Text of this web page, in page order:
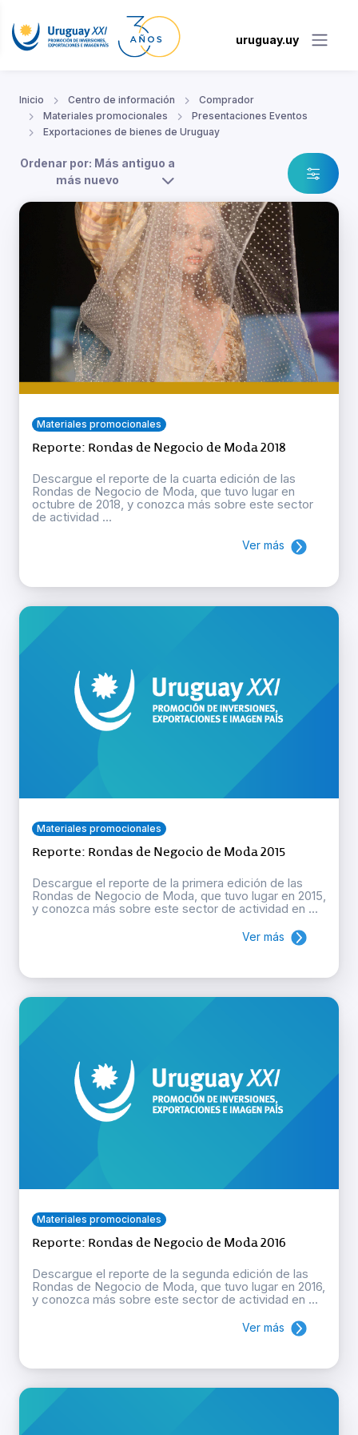
uruguay.uy
Inicio Centro de información
Comprador
Materiales promocionales
Presentaciones Eventos
Exportaciones de bienes de Uruguay
Ordenar por: Más antiguo a
más nuevo
Materiales promocionales
Reporte: Rondas de Negocio de Moda 2018
Descargue el reporte de la cuarta edición de las
Rondas de Negocio de Moda, que tuvo lugar en
octubre de 2018, y conozca más sobre este sector
de actividad ...
Ver más
Materiales promocionales
Reporte: Rondas de Negocio de Moda 2015
Descargue el reporte de la primera edición de las
Rondas de Negocio de Moda, que tuvo lugar en 2015,
y conozca más sobre este sector de actividad en ...
Ver más
Materiales promocionales
Reporte: Rondas de Negocio de Moda 2016
Descargue el reporte de la segunda edición de las
Rondas de Negocio de Moda, que tuvo lugar en 2016,
y conozca más sobre este sector de actividad en ...
Ver más